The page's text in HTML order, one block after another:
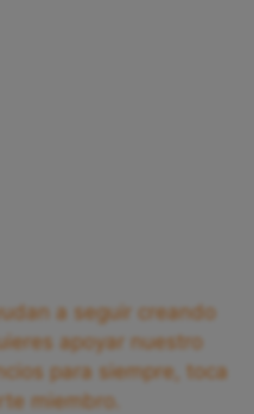
a seguir creando
apoyar nuestro
para siempre, toca
miembro.